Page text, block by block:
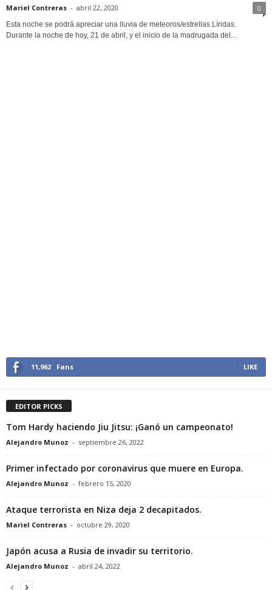
Mariel Contreras - abril 22, 2020 0
Esta noche se podrá apreciar una lluvia de meteoros/estrellas Líridas.
Durante la noche de hoy, 21 de abril, y el inicio de la madrugada del...
11,962 Fans LIKE
EDITOR PICKS
Tom Hardy haciendo Jiu Jitsu: ¡Ganó un campeonato!
Alejandro Munoz - septiembre 26, 2022
Primer infectado por coronavirus que muere en Europa.
Alejandro Munoz - febrero 15, 2020
Ataque terrorista en Niza deja 2 decapitados.
Mariel Contreras - octubre 29, 2020
Japón acusa a Rusia de invadir su territorio.
Alejandro Munoz - abril 24, 2022